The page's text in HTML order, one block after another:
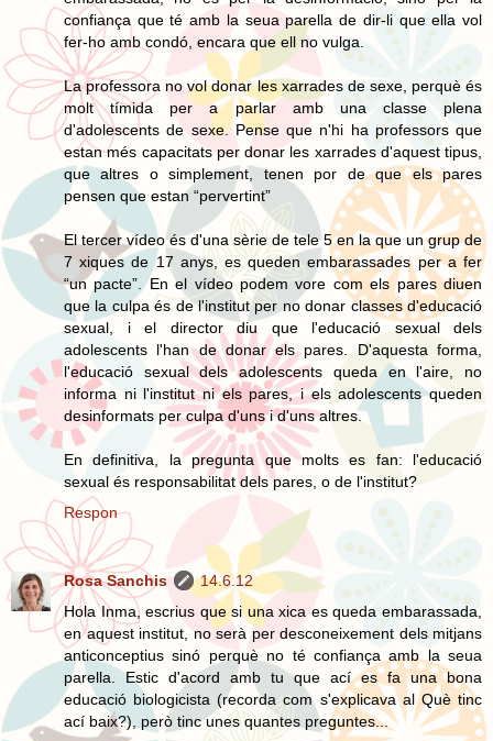
confiança que té amb la seua parella de dir-li que ella vol
fer-ho amb condó, encara que ell no vulga.
La professora no vol donar les xarrades de sexe, perquè és
molt tímida per a parlar amb una classe plena
d'adolescents de sexe. Pense que n'hi ha professors que
estan més capacitats per donar les xarrades d'aquest tipus,
que altres o simplement, tenen por de que els pares
pensen que estan “pervertint”
El tercer vídeo és d'una sèrie de tele 5 en la que un grup de
7 xiques de 17 anys, es queden embarassades per a fer
“un pacte”. En el vídeo podem vore com els pares diuen
que la culpa és de l'institut per no donar classes d'educació
sexual, i el director diu que l'educació sexual dels
adolescents l'han de donar els pares. D'aquesta forma,
l'educació sexual dels adolescents queda en l'aire, no
informa ni l'institut ni els pares, i els adolescents queden
desinformats per culpa d'uns i d'uns altres.
En definitiva, la pregunta que molts es fan: l'educació
sexual és responsabilitat dels pares, o de l'institut?
Respon
Rosa Sanchis
14.6.12
Hola Inma, escrius que si una xica es queda embarassada,
en aquest institut, no serà per desconeixement dels mitjans
anticonceptius sinó perquè no té confiança amb la seua
parella. Estic d'acord amb tu que ací es fa una bona
educació biologicista (recorda com s'explicava al Què tinc
ací baix?), però tinc unes quantes preguntes...